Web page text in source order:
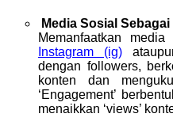
Media Sosial
Memanfaatkan
Instagram (ig)
dengan followers,
konten dan
‘Engagement’
menaikkan ‘views’